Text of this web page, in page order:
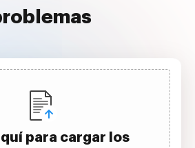
para cargar los